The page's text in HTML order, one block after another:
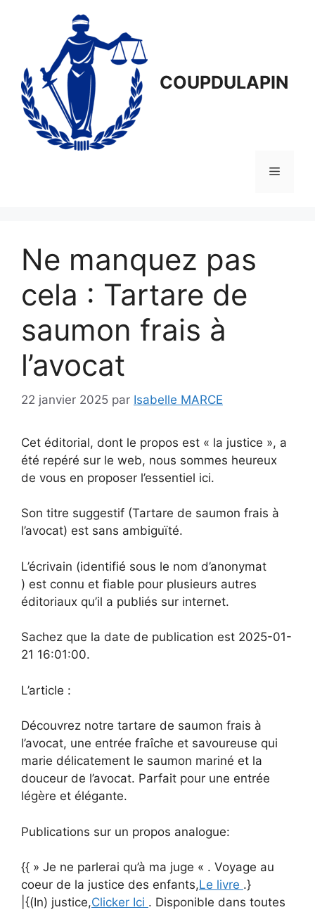
COUPDULAPIN
Menu
Ne manquez pas
cela : Tartare de
saumon frais à
l’avocat
22 janvier 2025 par Isabelle MARCE
Cet éditorial, dont le propos est « la justice », a
été repéré sur le web, nous sommes heureux
de vous en proposer l’essentiel ici.
Son titre suggestif (Tartare de saumon frais à
l’avocat) est sans ambiguïté.
L’écrivain (identifié sous le nom d’anonymat
) est connu et fiable pour plusieurs autres
éditoriaux qu’il a publiés sur internet.
Sachez que la date de publication est 2025-01-
21 16:01:00.
L’article :
Découvrez notre tartare de saumon frais à
l’avocat, une entrée fraîche et savoureuse qui
marie délicatement le saumon mariné et la
douceur de l’avocat. Parfait pour une entrée
légère et élégante.
Publications sur un propos analogue:
{{ » Je ne parlerai qu’à ma juge « . Voyage au
coeur de la justice des enfants,Le livre .}
|{(In) justice,Clicker Ici . Disponible dans toutes